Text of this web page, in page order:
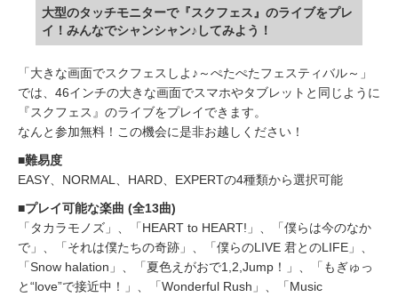
大型のタッチモニターで『スクフェス』のライブをプレ
イ！みんなでシャンシャン♪してみよう！
「大きな画面でスクフェスしよ♪～ぺたぺたフェスティバル～」
では、46インチの大きな画面でスマホやタブレットと同じように
『スクフェス』のライブをプレイできます。
なんと参加無料！この機会に是非お越しください！
■難易度
EASY、NORMAL、HARD、EXPERTの4種類から選択可能
■プレイ可能な楽曲 (全13曲)
「タカラモノズ」、「HEART to HEART!」、「僕らは今のなか
で」、「それは僕たちの奇跡」、「僕らのLIVE 君とのLIFE」、
「Snow halation」、「夏色えがおで1,2,Jump！」、「もぎゅっ
と“love”で接近中！」、「Wonderful Rush」、「Music